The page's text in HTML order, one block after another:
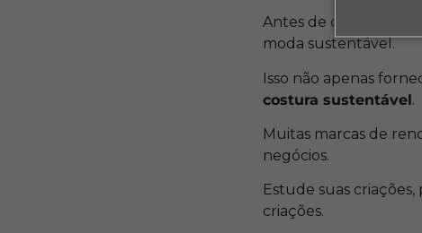
Antes de começar a
moda sustentável.
Isso não apenas
costura sustentável.
Muitas marcas de
negócios.
Estude suas
criações.